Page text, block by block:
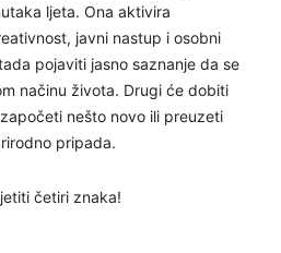
ljeta. Ona aktivira
javni nastup i osobni
pojaviti jasno saznanje da se
načinu života. Drugi će dobiti
nešto novo ili preuzeti
pripada.
četiri znaka!